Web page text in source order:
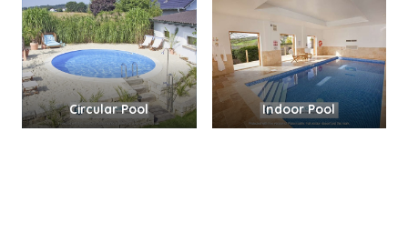
Circular Pool Indoor Pool